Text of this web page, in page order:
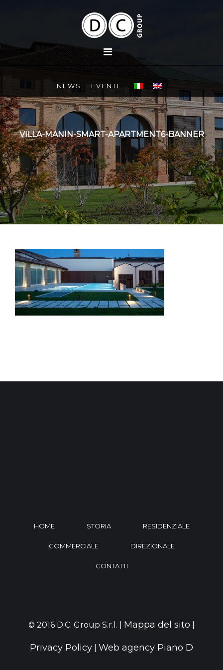
NEWS EVENTI
VILLA-MANIN-SMART-APARTMENT6-BANNER
HOME STORIA RESIDENZIALE
COMMERCIALE DIREZIONALE
CONTATTI
© 2016 D.C. Group S.r.l. | Mappa del sito
Privacy Policy Web agency Piano D